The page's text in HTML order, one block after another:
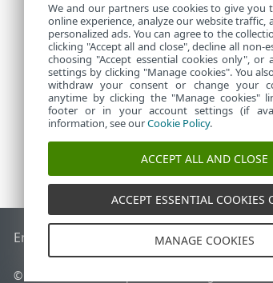
End of Life ESETナレッジベースESETフォーラ
© 1992 - 2026 ESET, spol. s r.o. - All rights
We and our partners use cookies to give you
online experience, analyze our website traffic,
personalized ads. You can agree to the
clicking "Accept all and close", decline all non-
choosing "Accept essential cookies only", or
settings by clicking "Manage cookies". You
withdraw your consent or change your
anytime by clicking the "Manage cookies"
footer or in your account settings (if
information, see ourCookie Policy.
ACCEPT ALL AND CLOSE
ACCEPT ESSENTIAL COOKIES
MANAGE COOKIES